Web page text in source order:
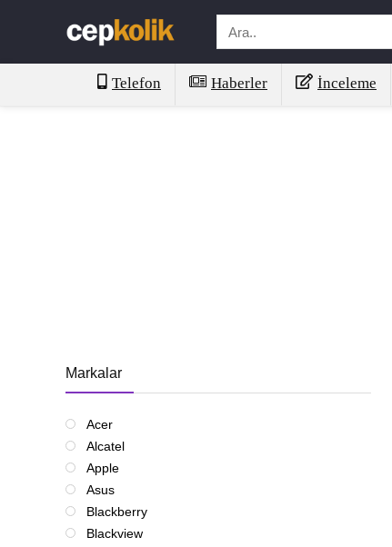
Telefon Haberler İnceleme
Markalar
Acer
Alcatel
Apple
Asus
Blackberry
Blackview